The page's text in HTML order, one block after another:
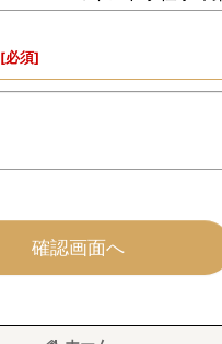
[必須]
確認画面へ